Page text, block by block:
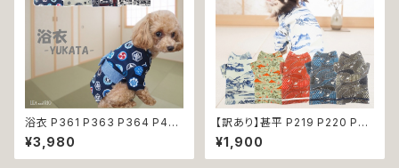
浴衣 P361 P363 P364 P40
3 ハンドメイド 手鞠 紺 ネイビ
ー 白 ホワイト きなり ドッグ ウ
ェア ドッグウエア 犬 猫 ペット
¥3,980
【訳あり】甚平 P219 P220 P22
1 P222 P223 和装 和柄 ドッグ
ウェア 犬 コスプレ 男の子 夏服
ドッグウエア ドックウェア おしゃ
¥1,900